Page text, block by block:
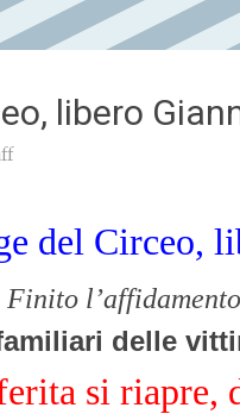
libero
del Circeo,
Finito
delle
si riapre,